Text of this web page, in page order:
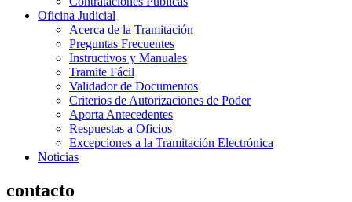
Oficina Judicial
Acerca de la Tramitación
Preguntas Frecuentes
Instructivos y Manuales
Tramite Fácil
Validador de Documentos
Criterios de Autorizaciones de Poder
Aporta Antecedentes
Respuestas a Oficios
Excepciones a la Tramitación Electrónica
Noticias
contacto